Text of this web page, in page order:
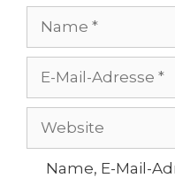
Mail-
Adresse
Name, E-Mail-